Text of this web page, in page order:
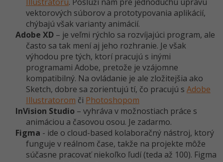
vektorových súborov a prototypovania aplikácií,
chýbajú však varianty animácií.
Adobe XD – je veľmi rýchlo sa rozvíjajúci program, ale
často sa tak mení aj jeho rozhranie. Je však
výhodou pre tých, ktorí pracujú s inými
programami Adobe, pretože je vzájomne
kompatibilný. Na ovládanie je ale zložitejšia ako
Sketch, dobre sa zorientujú tí, čo pracujú s Adobe
Illustratorom či Photoshopom
InVision Studio – vyhráva v možnostiach práce s
animáciou a časovou osou. Je zadarmo.
Figma - ide o cloud-based kolaboračný nástroj, ktorý
funguje v reálnom čase, takže na projekte môže
súčasne pracovať niekoľko ľudí (teda až 100). Figma